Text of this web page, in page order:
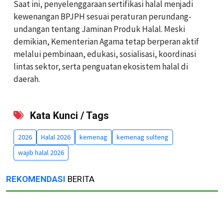
Saat ini, penyelenggaraan sertifikasi halal menjadi
kewenangan BPJPH sesuai peraturan perundang-
undangan tentang Jaminan Produk Halal. Meski
demikian, Kementerian Agama tetap berperan aktif
melalui pembinaan, edukasi, sosialisasi, koordinasi
lintas sektor, serta penguatan ekosistem halal di
daerah.
Kata Kunci / Tags
2026 Halal 2026 kemenag
kemenag sulteng
wajib halal 2026
REKOMENDASI BERITA